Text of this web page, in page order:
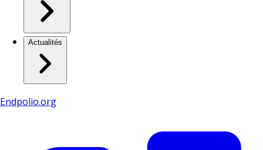
Actualités
Endpolio.org